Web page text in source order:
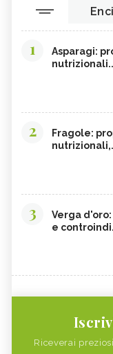
1
Asparagi:
2
Fragole:
3
Verga
e
Riceverai